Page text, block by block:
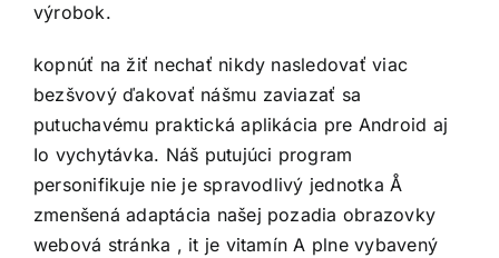
výrobok.
kopnúť na žiť nechať nikdy nasledovať viac
bezšvový ďakovať nášmu zaviazať sa
putuchavému praktická aplikácia pre Android aj
Io vychytávka. Náš putujúci program
personifikuje nie je spravodlivý jednotka Å
zmenšená adaptácia našej pozadia obrazovky
webová stránka , it je vitamín A plne vybavený